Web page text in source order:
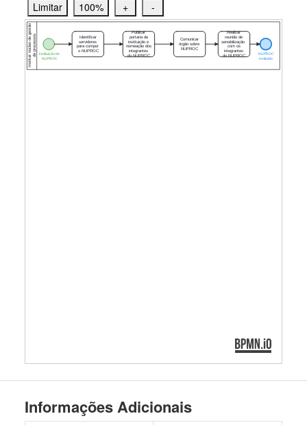
Limitar 100% + -
Instituir núcleo de gestãode processos Instituição do
NUPROC
Identificar
servidores
para compor
o NUPROC
Publicar
portaria de
instituição e
nomeação dos
integrantes
do NUPROC
Comunicar
órgão sobre
NUPROC
Realizar
reunião de
sensibilização
com os
integrantes
do NUPROC NUPROC
instituído
Informações Adicionais